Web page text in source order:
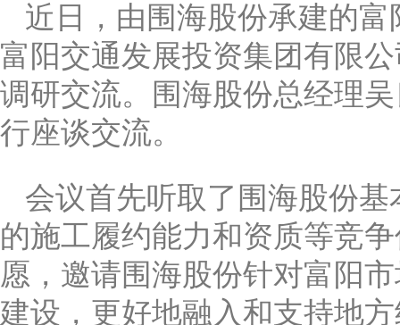
近日，由围海股份承建的
富阳交通发展投资集团有限
调研交流。围海股份总经理
行座谈交流。
会议首先听取了围海股份
的施工履约能力和资质等竞
愿，邀请围海股份针对富阳
建设，更好地融入和支持地